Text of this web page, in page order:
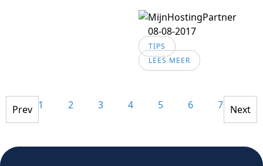
08-08-2017
TIPS
LEES MEER
1 2 3 4 5 6 7 8
Prev Next